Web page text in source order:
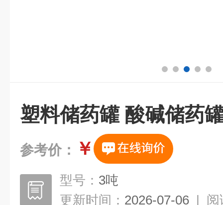
塑料储药罐 酸碱储药
参考价： ￥
型号： 3吨
更新时间： 2026-07-06 | 阅